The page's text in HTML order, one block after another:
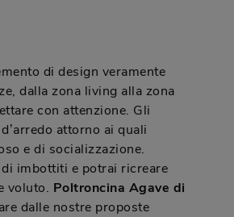
di design veramente
dalla zona living alla zona
con attenzione. Gli
attorno ai quali
e di socializzazione.
imbottiti e potrai ricreare
voluto. Poltroncina Agave di
dalle nostre proposte